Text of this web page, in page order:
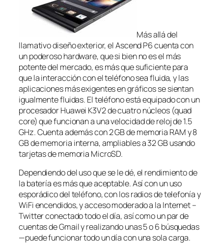
Más allá del
llamativo diseño exterior, el Ascend P6 cuenta con
un poderoso hardware, que si bien no es el más
potente del mercado, es más que suficiente para
que la interacción con el teléfono sea fluida, y las
aplicaciones más exigentes en gráficos se sientan
igualmente fluidas. El teléfono está equipado con un
procesador Huawei K3V2 de cuatro núcleos (quad
core) que funcionan a una velocidad de reloj de 1.5
GHz. Cuenta además con 2 GB de memoria RAM y 8
GB de memoria interna, ampliables a 32 GB usando
tarjetas de memoria MicroSD.
Dependiendo del uso que se le dé, el rendimiento de
la batería es más que aceptable. Así con un uso
esporádico del teléfono, con los radios de telefonía y
WiFi encendidos, y acceso moderado a la Internet –
Twitter conectado todo el día, así como un par de
cuentas de Gmail y realizando unas 5 o 6 búsquedas
—puede funcionar todo un día con una sola carga.